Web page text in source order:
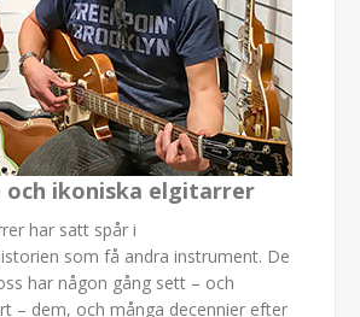
och ikoniska elgitarrer
har satt spår i
som få andra instrument. De
har någon gång sett – och
– dem, och många decennier efter